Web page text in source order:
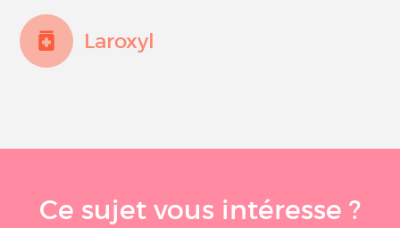
Laroxyl
Ce sujet vous intéresse ?